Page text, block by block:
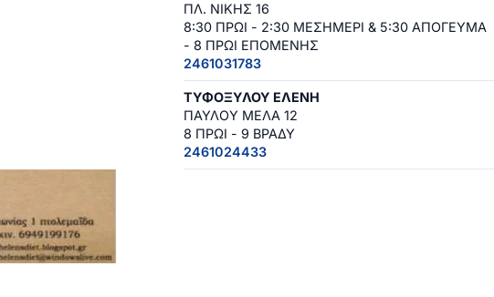
ΠΛ. ΝΙΚΗΣ 16
8:30 ΠΡΩΙ - 2:30 ΜΕΣΗΜΕΡΙ & 5:30 ΑΠΟΓΕΥΜΑ
- 8 ΠΡΩΙ ΕΠΟΜΕΝΗΣ
2461031783
ΤΥΦΟΞΥΛΟΥ ΕΛΕΝΗ
ΠΑΥΛΟΥ ΜΕΛΑ 12
8 ΠΡΩΙ - 9 ΒΡΑΔΥ
2461024433